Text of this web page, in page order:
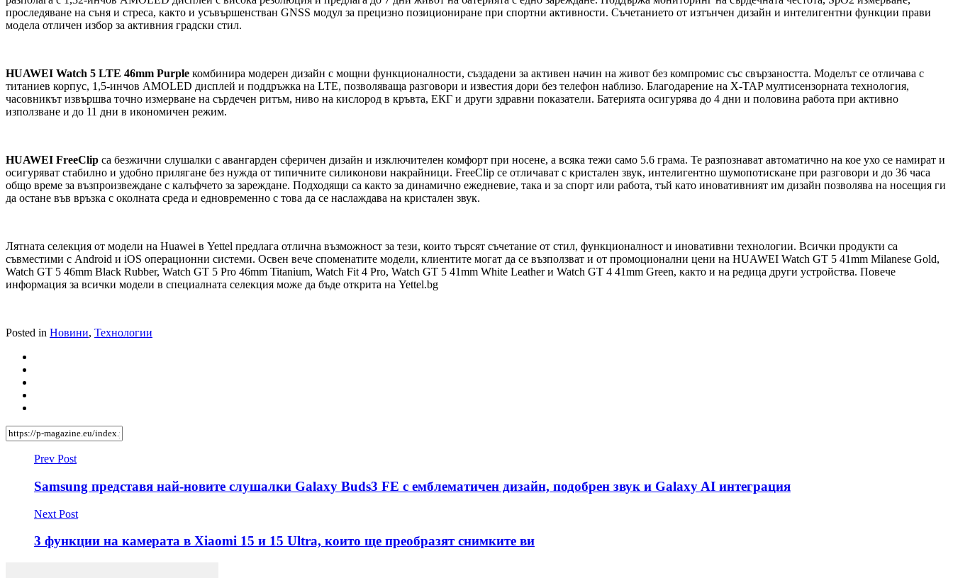
проследяване на съня и стреса, както и усъвършенстван GNSS модул за прецизно позициониране при спортни активности. Съчетанието от изтънчен дизайн и интелигентни функции прави
модела отличен избор за активния градски стил.
HUAWEI Watch 5 LTE 46mm Purple комбинира модерен дизайн с мощни функционалности, създадени за активен начин на живот без компромис със свързаността. Моделът се отличава с
титаниев корпус, 1,5-инчов AMOLED дисплей и поддръжка на LTE, позволяваща разговори и известия дори без телефон наблизо. Благодарение на X-TAP мултисензорната технология,
часовникът извършва точно измерване на сърдечен ритъм, ниво на кислород в кръвта, ЕКГ и други здравни показатели. Батерията осигурява до 4 дни и половина работа при активно
използване и до 11 дни в икономичен режим.
HUAWEI FreeClip са безжични слушалки с авангарден сферичен дизайн и изключителен комфорт при носене, а всяка тежи само 5.6 грама. Те разпознават автоматично на кое ухо се намират и
осигуряват стабилно и удобно прилягане без нужда от типичните силиконови накрайници. FreeClip се отличават с кристален звук, интелигентно шумопотискане при разговори и до 36 часа
общо време за възпроизвеждане с калъфчето за зареждане. Подходящи са както за динамично ежедневие, така и за спорт или работа, тъй като иновативният им дизайн позволява на носещия ги
да остане във връзка с околната среда и едновременно с това да се наслаждава на кристален звук.
Лятната селекция от модели на Huawei в Yettel предлага отлична възможност за тези, които търсят съчетание от стил, функционалност и иновативни технологии. Всички продукти са
съвместими с Android и iOS операционни системи. Освен вече споменатите модели, клиентите могат да се възползват и от промоционални цени на HUAWEI Watch GT 5 41mm Milanese Gold,
Watch GT 5 46mm Black Rubber, Watch GT 5 Pro 46mm Titanium, Watch Fit 4 Pro, Watch GT 5 41mm White Leather и Watch GT 4 41mm Green, както и на редица други устройства. Повече
информация за всички модели в специалната селекция може да бъде открита на Yettel.bg
Posted in Новини, Технологии
Prev Post
Samsung представя най-новите слушалки Galaxy Buds3 FE с емблематичен дизайн, подобрен звук и Galaxy AI интеграция
Next Post
3 функции на камерата в Xiaomi 15 и 15 Ultra, които ще преобразят снимките ви